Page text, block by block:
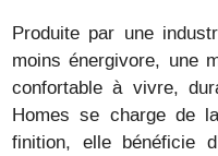
Produite par une
moins énergivore, une
confortable à vivre,
Homes se charge de
finition, elle bénéficie